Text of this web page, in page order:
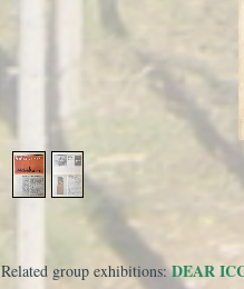
Related group exhibitions:DEAR